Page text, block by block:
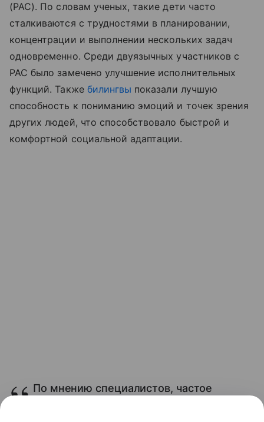
(РАС). По словам ученых, такие дети часто
сталкиваются с трудностями в планировании,
концентрации и выполнении нескольких задач
одновременно. Среди двуязычных участников с
РАС было замечено улучшение исполнительных
функций. Также билингвы показали лучшую
способность к пониманию эмоций и точек зрения
других людей, что способствовало быстрой и
комфортной социальной адаптации.
По мнению специалистов, частое